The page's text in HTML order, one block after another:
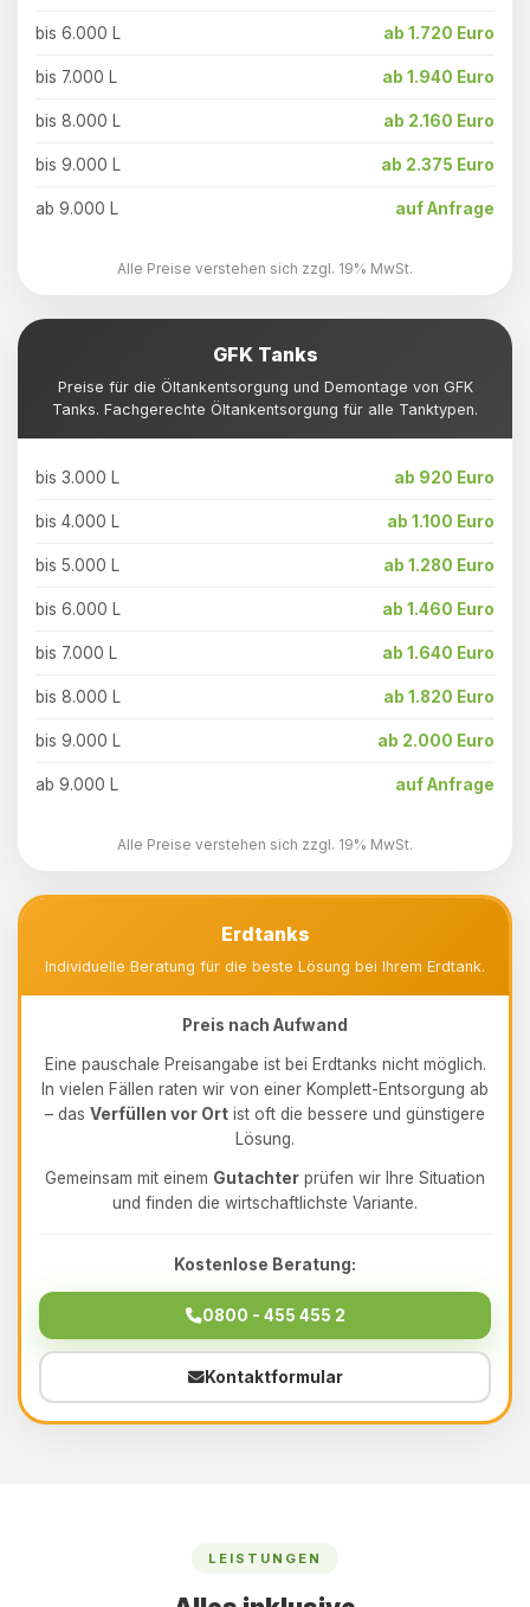
bis 6.000 L ab 1.720 Euro
bis 7.000 L ab 1.940 Euro
bis 8.000 L ab 2.160 Euro
bis 9.000 L ab 2.375 Euro
ab 9.000 L auf Anfrage
Alle Preise verstehen sich zzgl. 19% MwSt.
GFK Tanks
Preise für die Öltankentsorgung und Demontage von GFK
Tanks. Fachgerechte Öltankentsorgung für alle Tanktypen.
bis 3.000 L ab 920 Euro
bis 4.000 L ab 1.100 Euro
bis 5.000 L ab 1.280 Euro
bis 6.000 L ab 1.460 Euro
bis 7.000 L ab 1.640 Euro
bis 8.000 L ab 1.820 Euro
bis 9.000 L ab 2.000 Euro
ab 9.000 L auf Anfrage
Alle Preise verstehen sich zzgl. 19% MwSt.
Erdtanks
Individuelle Beratung für die beste Lösung bei Ihrem Erdtank.
Preis nach Aufwand
Eine pauschale Preisangabe ist bei Erdtanks nicht möglich.
In vielen Fällen raten wir von einer Komplett-Entsorgung ab
– das Verfüllen vor Ort ist oft die bessere und günstigere
Lösung.
Gemeinsam mit einem Gutachter prüfen wir Ihre Situation
und finden die wirtschaftlichste Variante.
Kostenlose Beratung:
0800 - 455 455 2
Kontaktformular
LEISTUNGEN